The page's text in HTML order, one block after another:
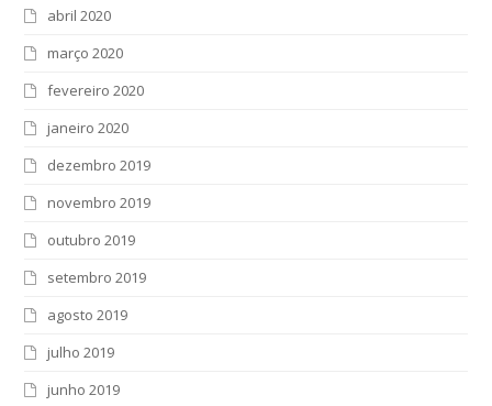
abril 2020
março 2020
fevereiro 2020
janeiro 2020
dezembro 2019
novembro 2019
outubro 2019
setembro 2019
agosto 2019
julho 2019
junho 2019